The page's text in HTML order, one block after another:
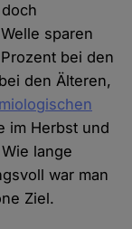
sparen
bei den
den Älteren,
im Herbst und
lange
war man
Ziel.